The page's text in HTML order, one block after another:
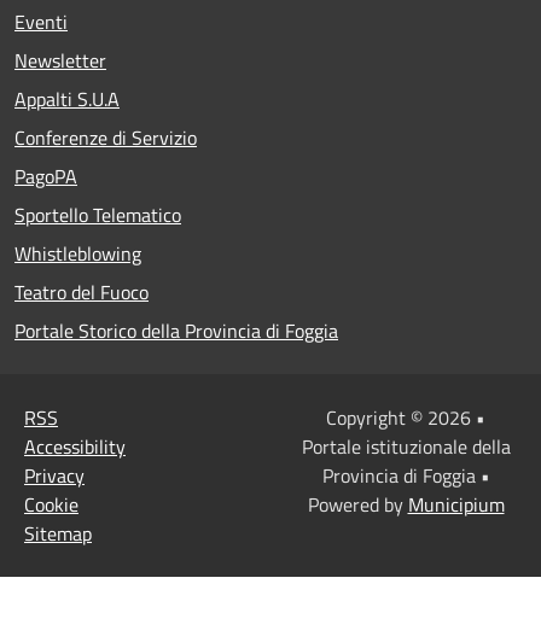
Eventi
Newsletter
Appalti S.U.A
Conferenze di Servizio
PagoPA
Sportello Telematico
Whistleblowing
Teatro del Fuoco
Portale Storico della Provincia di Foggia
RSS
Accessibility
Privacy
Cookie
Sitemap
Copyright © 2026 •
Portale istituzionale della
Provincia di Foggia •
Powered by Municipium